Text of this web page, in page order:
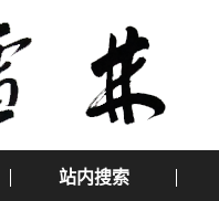
站内搜索